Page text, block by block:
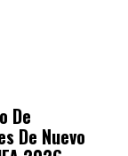
De
De Nuevo